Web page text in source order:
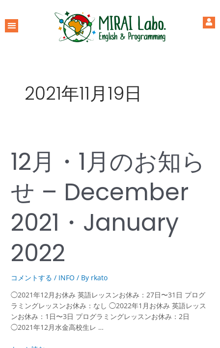
2021年11月19日
12月・1月のお知ら
せ – December
2021・January
2022
コメントする / INFO / By rkato
◯2021年12月お休み 英語レッスンお休み：27日〜31日 プログ
ラミングレッスンお休み：なし ◯2022年1月お休み 英語レッス
ンお休み：1日〜3日 プログラミングレッスンお休み：2日
◯2021年12月水金高校生レ …